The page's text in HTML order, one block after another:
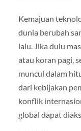
Kemajuan
dunia berubah
lalu. Jika dulu
atau koran pagi,
muncul dalam
dari kebijakan
konflik
global dapat